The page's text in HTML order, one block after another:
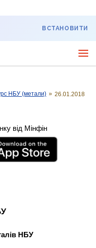
ВСТАНОВИТИ
НБУ (метали) » 26.01.2018
від Мінфін
НБУ